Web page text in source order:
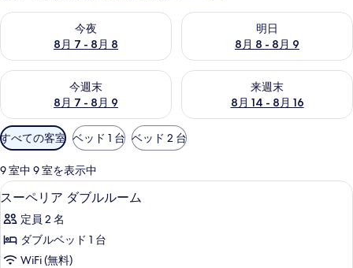
今夜
8月 7 - 8月 8
今夜 8月 7 - 8月 8 の空室状況をチェック
明日
8月 8 - 8月 9
明日 8月 8 - 8月 9 の空室状況
今週末
8月 7 - 8月 9
今週末 8月 7 - 8月 9 の空室状況をチェック
来週末
8月 14 - 8月 16
来週末 8月 14 - 8月 16 の空室
利
用
可
能
な
客
室
の
すべての客室 ベッド 1 台 ベッド 2 台
9 室中 9 室を表示中
ス
ー
ペ
リ
スーペリア ダブルルーム | セーフテ
3
スーペリア ダブルルーム
定員 2 名
ダブルベッド 1 台
WiFi (無料)